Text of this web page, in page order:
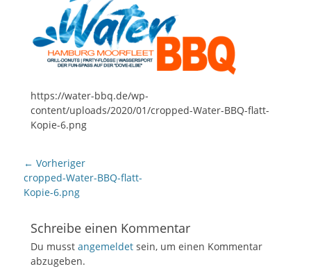
https://water-bbq.de/wp-
content/uploads/2020/01/cropped-Water-BBQ-flatt-
Kopie-6.png
Beitragsnavigation
← Vorheriger
Vorheriger
Beitrag:
cropped-Water-BBQ-flatt-
Kopie-6.png
Schreibe einen Kommentar
Du musst angemeldet sein, um einen Kommentar
abzugeben.